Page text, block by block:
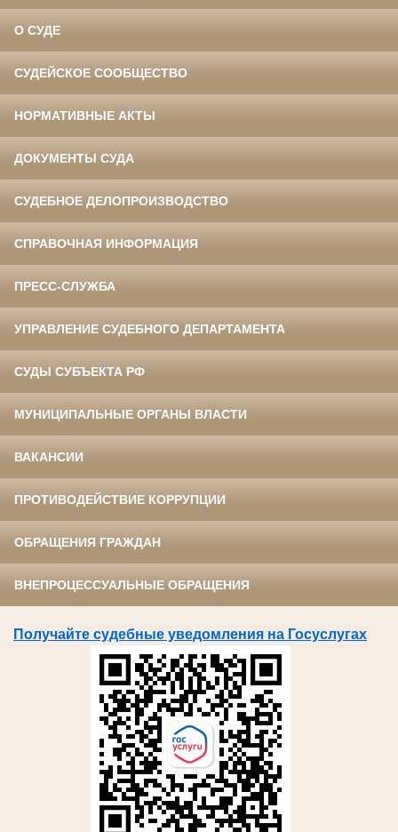
О СУДЕ
СУДЕЙСКОЕ СООБЩЕСТВО
НОРМАТИВНЫЕ АКТЫ
ДОКУМЕНТЫ СУДА
СУДЕБНОЕ ДЕЛОПРОИЗВОДСТВО
СПРАВОЧНАЯ ИНФОРМАЦИЯ
ПРЕСС-СЛУЖБА
УПРАВЛЕНИЕ СУДЕБНОГО ДЕПАРТАМЕНТА
СУДЫ СУБЪЕКТА РФ
МУНИЦИПАЛЬНЫЕ ОРГАНЫ ВЛАСТИ
ВАКАНСИИ
ПРОТИВОДЕЙСТВИЕ КОРРУПЦИИ
ОБРАЩЕНИЯ ГРАЖДАН
ВНЕПРОЦЕССУАЛЬНЫЕ ОБРАЩЕНИЯ
Получайте судебные уведомления на Госуслугах